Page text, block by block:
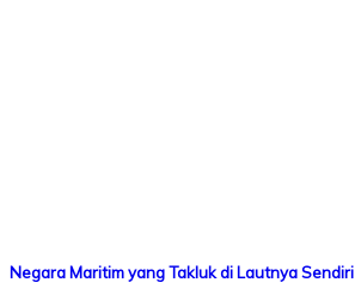
Negara Maritim yang Takluk di Lautnya Sendiri